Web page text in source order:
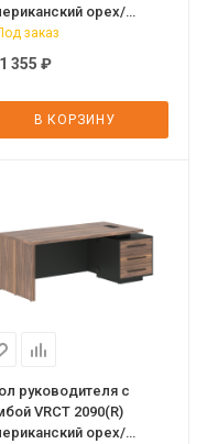
орех/
матовый/Яшма
заказ
355 ₽
В КОРЗИНУ
руководителя с
VRCT 2090(R)
орех/